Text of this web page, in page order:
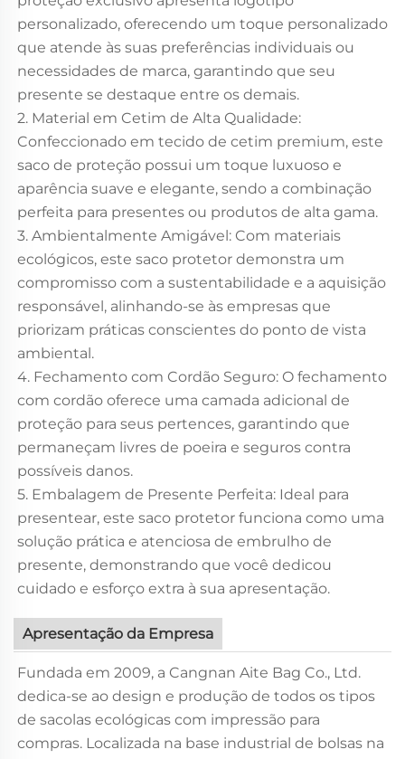
personalizado, oferecendo um toque personalizado
que atende às suas preferências individuais ou
necessidades de marca, garantindo que seu
presente se destaque entre os demais.
2. Material em Cetim de Alta Qualidade:
Confeccionado em tecido de cetim premium, este
saco de proteção possui um toque luxuoso e
aparência suave e elegante, sendo a combinação
perfeita para presentes ou produtos de alta gama.
3. Ambientalmente Amigável: Com materiais
ecológicos, este saco protetor demonstra um
compromisso com a sustentabilidade e a aquisição
responsável, alinhando-se às empresas que
priorizam práticas conscientes do ponto de vista
ambiental.
4. Fechamento com Cordão Seguro: O fechamento
com cordão oferece uma camada adicional de
proteção para seus pertences, garantindo que
permaneçam livres de poeira e seguros contra
possíveis danos.
5. Embalagem de Presente Perfeita: Ideal para
presentear, este saco protetor funciona como uma
solução prática e atenciosa de embrulho de
presente, demonstrando que você dedicou
cuidado e esforço extra à sua apresentação.
Apresentação da Empresa
Fundada em 2009, a Cangnan Aite Bag Co., Ltd.
dedica-se ao design e produção de todos os tipos
de sacolas ecológicas com impressão para
compras. Localizada na base industrial de bolsas na